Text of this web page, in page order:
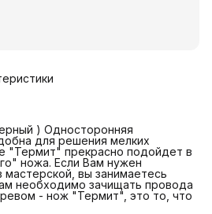
) Односторонняя
для решения мелких
"Термит" прекрасно подойдет в
ножа. Если Вам нужен
вы занимаетесь
необходимо зачищать провода
- нож "Термит", это то, что